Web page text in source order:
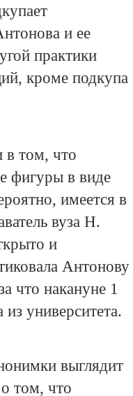
и ее
практики
кроме подкупа
в том, что
фигуры в виде
имеется в
вуза Н.
и
Антонову
что накануне 1
из университета.
выглядит
том, что